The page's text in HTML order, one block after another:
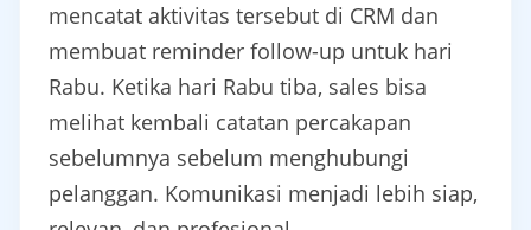
mencatat aktivitas tersebut di CRM dan
membuat reminder follow-up untuk hari
Rabu. Ketika hari Rabu tiba, sales bisa
melihat kembali catatan percakapan
sebelumnya sebelum menghubungi
pelanggan. Komunikasi menjadi lebih siap,